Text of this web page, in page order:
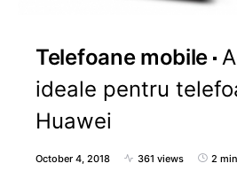
Telefoane mobile
ideale pentru
Huawei
October 4, 2018 361 views 2